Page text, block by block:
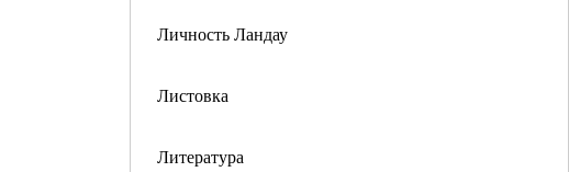
Личность Ландау
Листовка
Литература